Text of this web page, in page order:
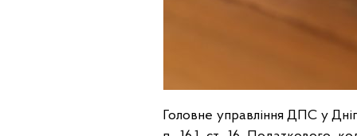
Головне управління ДПС у